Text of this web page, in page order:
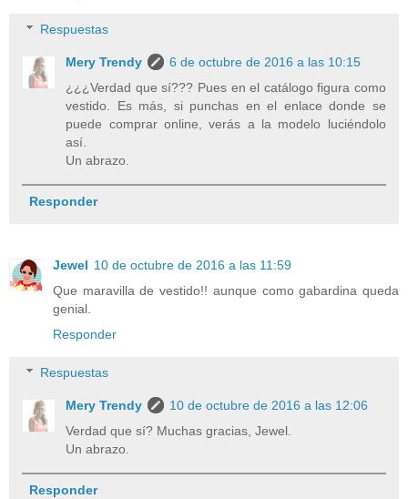
Respuestas
Mery Trendy
6 de octubre de 2016 a las 10:15
¿¿¿Verdad que sí??? Pues en el catálogo figura como
vestido. Es más, si punchas en el enlace donde se
puede comprar online, verás a la modelo luciéndolo
así.
Un abrazo.
Responder
Jewel 10 de octubre de 2016 a las 11:59
Que maravilla de vestido!! aunque como gabardina queda
genial.
Responder
Respuestas
Mery Trendy
10 de octubre de 2016 a las 12:06
Verdad que sí? Muchas gracias, Jewel.
Un abrazo.
Responder